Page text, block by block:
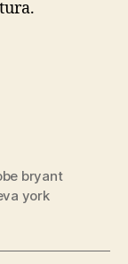
bryant
york